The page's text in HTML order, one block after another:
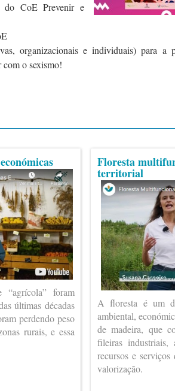
do CoE Prevenir e
organizacionais e individuais) para a
com o sexismo!
foram
últimas décadas
perdendo peso
rurais, e essa
Floresta
territorial
A floresta é um
ambiental,
de madeira, que
fileiras industriais,
recursos e
valorização.